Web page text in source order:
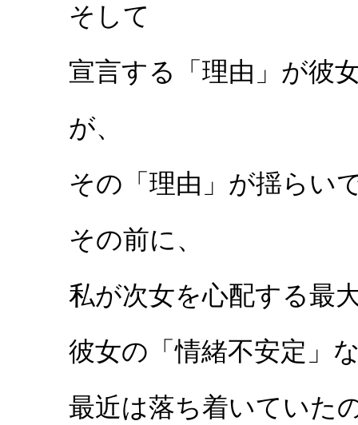
そして
宣言する「理由」が彼
が、
その「理由」が揺らい
その前に、
私が次女を心配する最
彼女の「情緒不安定」
最近は落ち着いていた